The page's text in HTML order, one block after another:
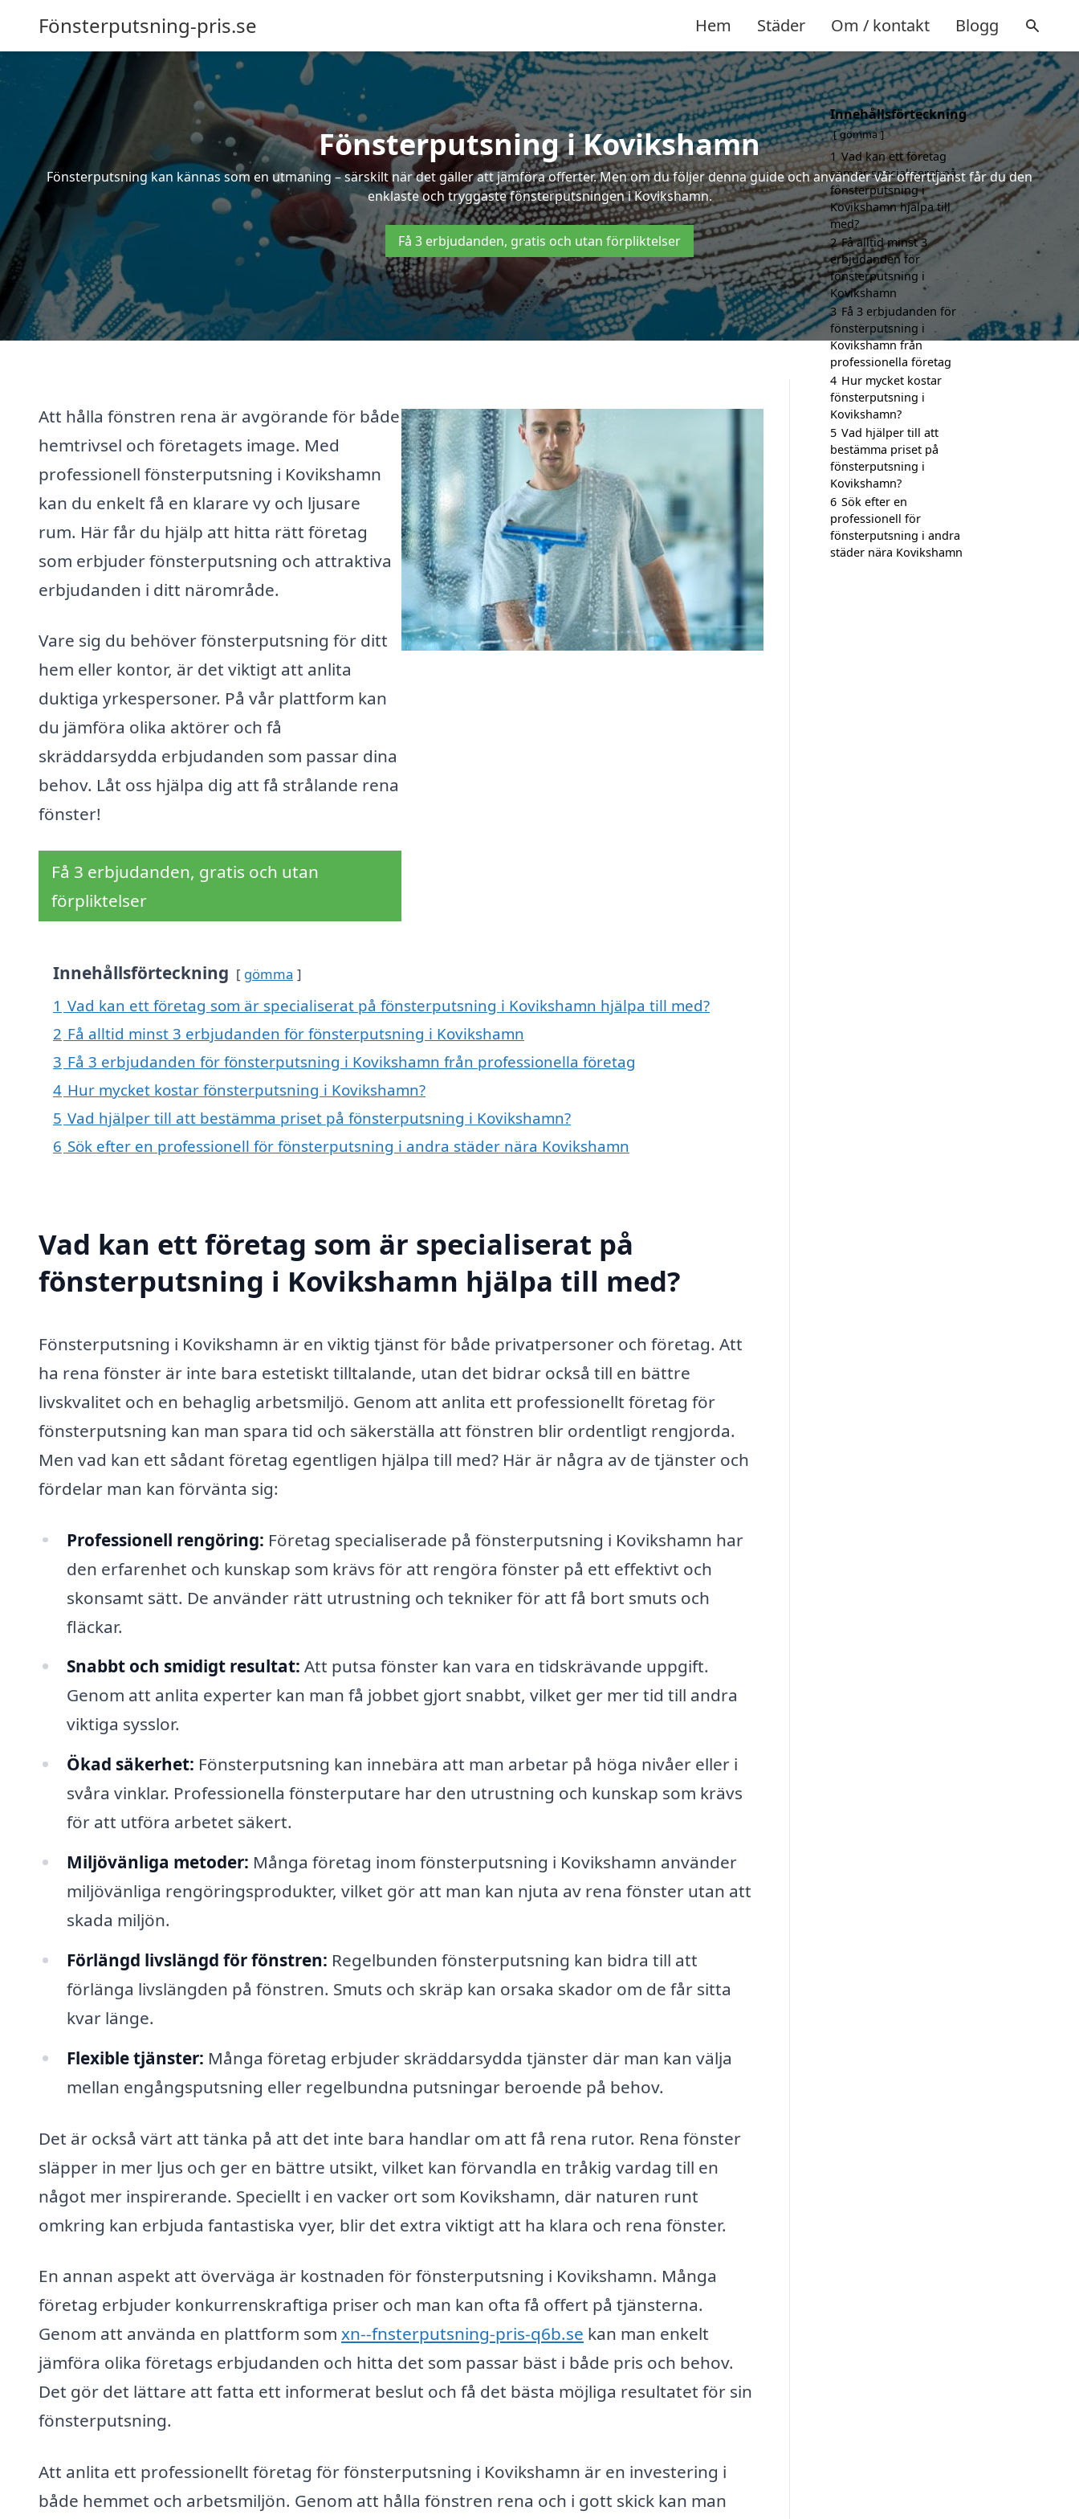
Fönsterputsning-pris.se Hem Städer Om / kontakt Blogg
Fönsterputsning i Kovikshamn
Fönsterputsning kan kännas som en utmaning – särskilt när det gäller att jämföra offerter. Men om du följer denna guide och använder vår offerttjänst får du den
enklaste och tryggaste fönsterputsningen i Kovikshamn.
Få 3 erbjudanden, gratis och utan förpliktelser
Att hålla fönstren rena är avgörande för både
hemtrivsel och företagets image. Med
professionell fönsterputsning i Kovikshamn
kan du enkelt få en klarare vy och ljusare
rum. Här får du hjälp att hitta rätt företag
som erbjuder fönsterputsning och attraktiva
erbjudanden i ditt närområde.
Vare sig du behöver fönsterputsning för ditt
hem eller kontor, är det viktigt att anlita
duktiga yrkespersoner. På vår plattform kan
du jämföra olika aktörer och få
skräddarsydda erbjudanden som passar dina
behov. Låt oss hjälpa dig att få strålande rena
fönster!
Få 3 erbjudanden, gratis och utan
förpliktelser
Innehållsförteckning gömma
1 Vad kan ett företag som är specialiserat på fönsterputsning i Kovikshamn hjälpa till med?
2 Få alltid minst 3 erbjudanden för fönsterputsning i Kovikshamn
3 Få 3 erbjudanden för fönsterputsning i Kovikshamn från professionella företag
4 Hur mycket kostar fönsterputsning i Kovikshamn?
5 Vad hjälper till att bestämma priset på fönsterputsning i Kovikshamn?
6 Sök efter en professionell för fönsterputsning i andra städer nära Kovikshamn
Vad kan ett företag som är specialiserat på
fönsterputsning i Kovikshamn hjälpa till med?
Fönsterputsning i Kovikshamn är en viktig tjänst för både privatpersoner och företag. Att
ha rena fönster är inte bara estetiskt tilltalande, utan det bidrar också till en bättre
livskvalitet och en behaglig arbetsmiljö. Genom att anlita ett professionellt företag för
fönsterputsning kan man spara tid och säkerställa att fönstren blir ordentligt rengjorda.
Men vad kan ett sådant företag egentligen hjälpa till med? Här är några av de tjänster och
fördelar man kan förvänta sig:
Professionell rengöring: Företag specialiserade på fönsterputsning i Kovikshamn har
den erfarenhet och kunskap som krävs för att rengöra fönster på ett effektivt och
skonsamt sätt. De använder rätt utrustning och tekniker för att få bort smuts och
fläckar.
Snabbt och smidigt resultat: Att putsa fönster kan vara en tidskrävande uppgift.
Genom att anlita experter kan man få jobbet gjort snabbt, vilket ger mer tid till andra
viktiga sysslor.
Ökad säkerhet: Fönsterputsning kan innebära att man arbetar på höga nivåer eller i
svåra vinklar. Professionella fönsterputare har den utrustning och kunskap som krävs
för att utföra arbetet säkert.
Miljövänliga metoder: Många företag inom fönsterputsning i Kovikshamn använder
miljövänliga rengöringsprodukter, vilket gör att man kan njuta av rena fönster utan att
skada miljön.
Förlängd livslängd för fönstren: Regelbunden fönsterputsning kan bidra till att
förlänga livslängden på fönstren. Smuts och skräp kan orsaka skador om de får sitta
kvar länge.
Flexible tjänster: Många företag erbjuder skräddarsydda tjänster där man kan välja
mellan engångsputsning eller regelbundna putsningar beroende på behov.
Det är också värt att tänka på att det inte bara handlar om att få rena rutor. Rena fönster
släpper in mer ljus och ger en bättre utsikt, vilket kan förvandla en tråkig vardag till en
något mer inspirerande. Speciellt i en vacker ort som Kovikshamn, där naturen runt
omkring kan erbjuda fantastiska vyer, blir det extra viktigt att ha klara och rena fönster.
En annan aspekt att överväga är kostnaden för fönsterputsning i Kovikshamn. Många
företag erbjuder konkurrenskraftiga priser och man kan ofta få offert på tjänsterna.
Genom att använda en plattform som xn--fnsterputsning-pris-q6b.se kan man enkelt
jämföra olika företags erbjudanden och hitta det som passar bäst i både pris och behov.
Det gör det lättare att fatta ett informerat beslut och få det bästa möjliga resultatet för sin
fönsterputsning.
Att anlita ett professionellt företag för fönsterputsning i Kovikshamn är en investering i
både hemmet och arbetsmiljön. Genom att hålla fönstren rena och i gott skick kan man
Innehållsförteckning
gömma
1 Vad kan ett företag
som är specialiserat på
fönsterputsning i
Kovikshamn hjälpa till
med?
2 Få alltid minst 3
erbjudanden för
fönsterputsning i
Kovikshamn
3 Få 3 erbjudanden för
fönsterputsning i
Kovikshamn från
professionella företag
4 Hur mycket kostar
fönsterputsning i
Kovikshamn?
5 Vad hjälper till att
bestämma priset på
fönsterputsning i
Kovikshamn?
6 Sök efter en
professionell för
fönsterputsning i andra
städer nära Kovikshamn